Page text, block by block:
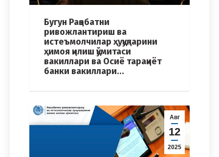
Бугун Рақобатни
ривожлантириш ва
истеъмолчилар ҳуқуқларини
ҳимоя қилиш қўмитаси
вакиллари ва Осиё тараққиёт
банки вакиллари…
Авг
12
2025